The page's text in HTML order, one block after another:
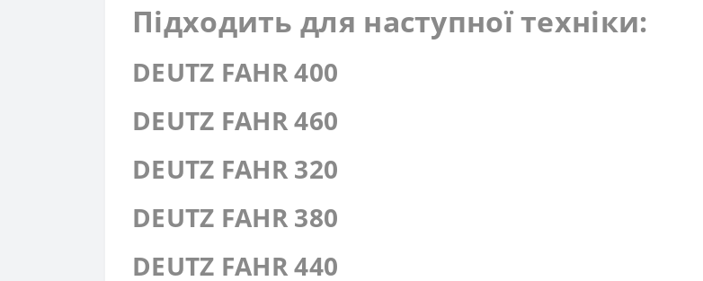
Підходить для наступної техніки:
DEUTZ FAHR 400
DEUTZ FAHR 460
DEUTZ FAHR 320
DEUTZ FAHR 380
DEUTZ FAHR 440